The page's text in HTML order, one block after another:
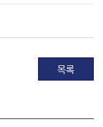
목록